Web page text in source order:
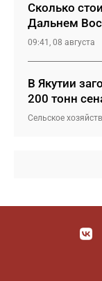
Сколько
Дальнем
09:41, 08 августа
В Якутии
200 тонн
Сельское